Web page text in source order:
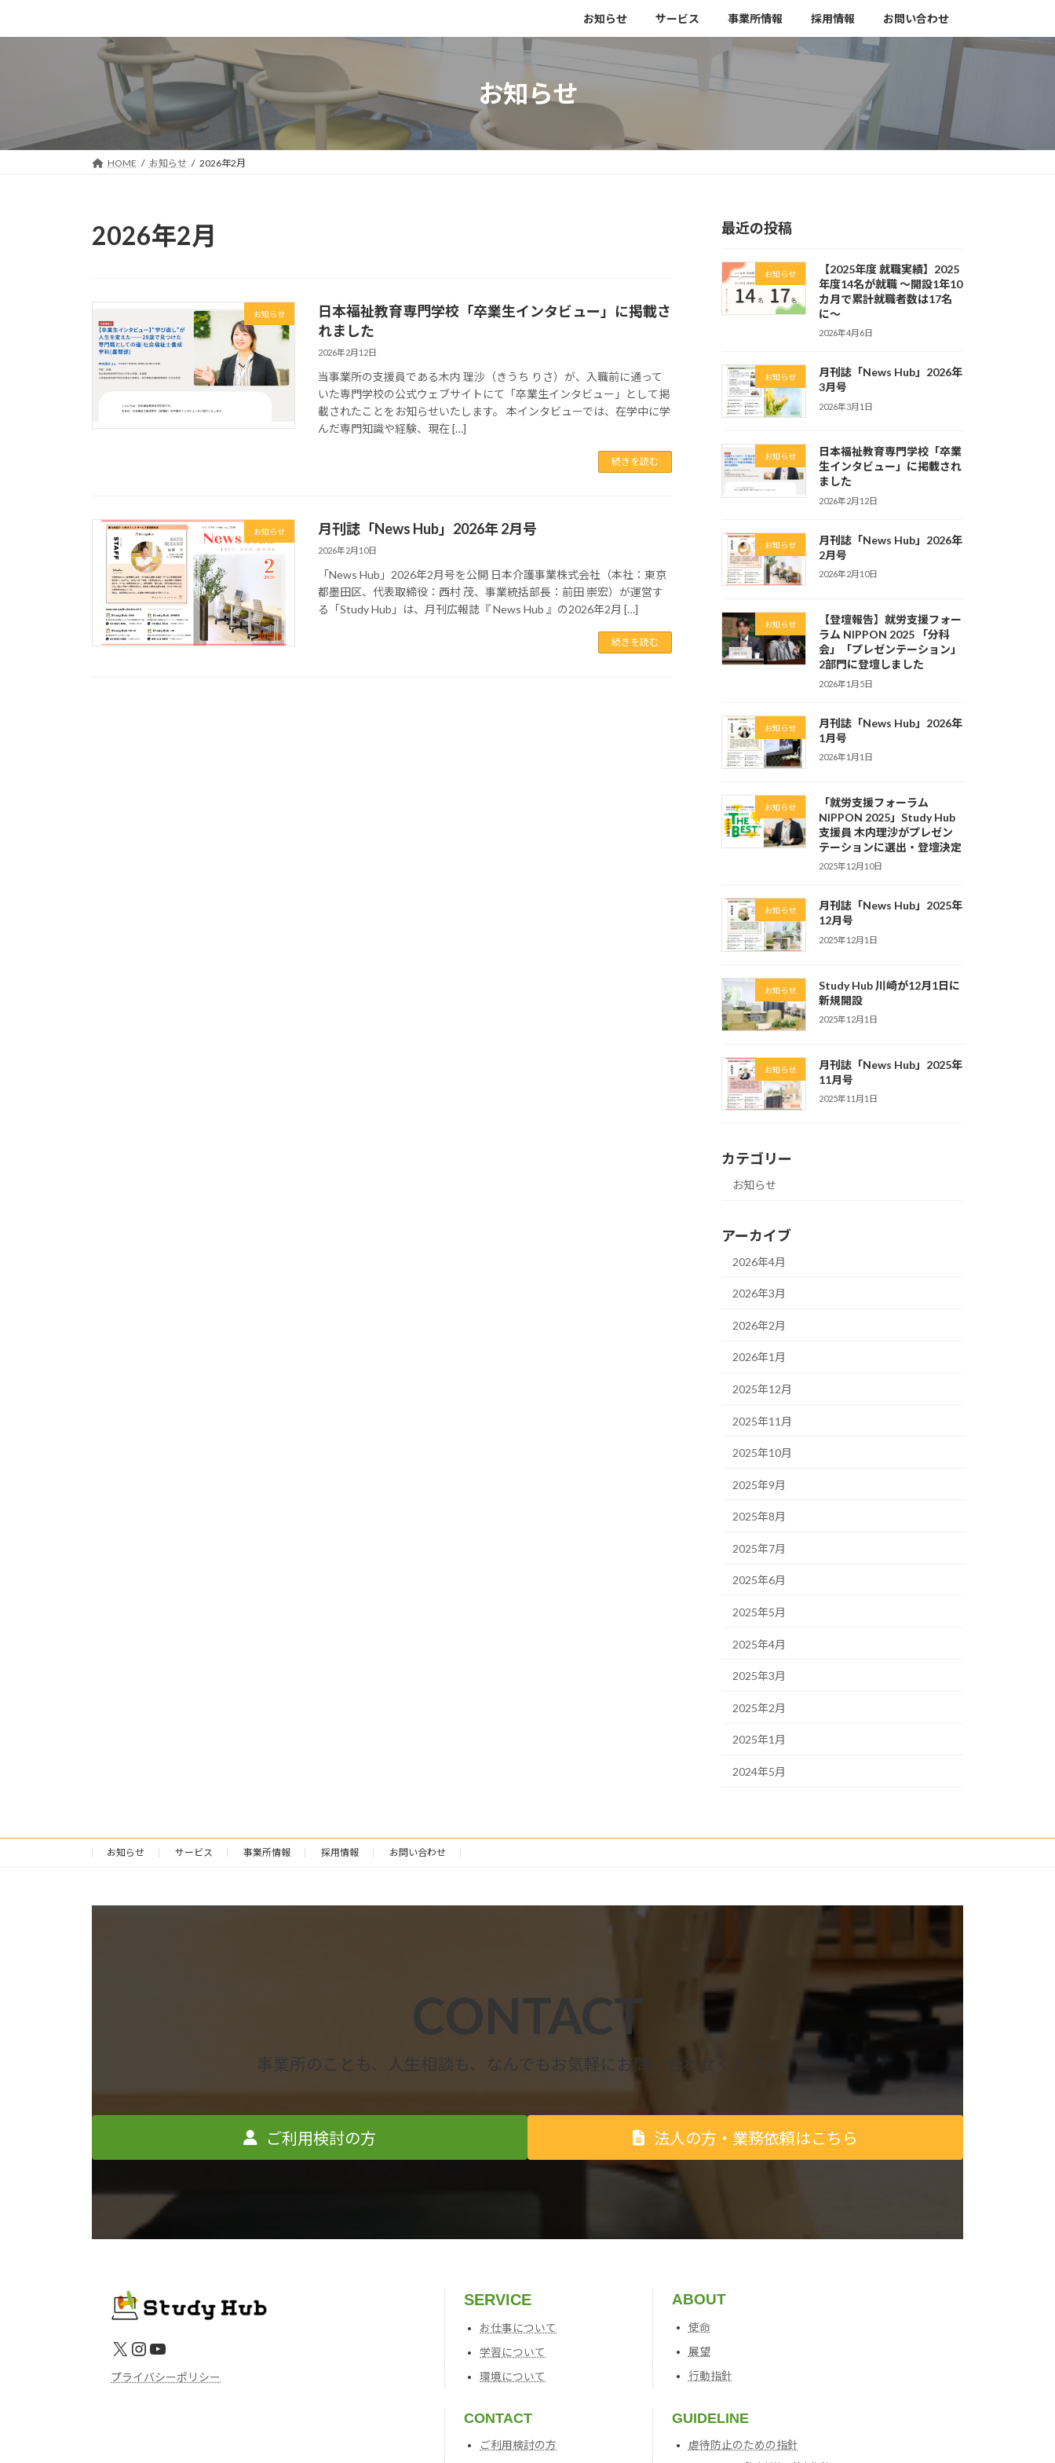
お知らせ サービス 事業所情報 採用情報 お問い合わせ
お知らせ
HOME お知らせ 2026年2月
2026年2月
お知らせ
日本福祉教育専門学校「卒業生インタビュー」に掲載さ
れました
2026年2月12日
当事業所の支援員である木内 理沙（きうち りさ）が、入職前に通って
いた専門学校の公式ウェブサイトにて「卒業生インタビュー」として掲
載されたことをお知らせいたします。 本インタビューでは、在学中に学
んだ専門知識や経験、現在 […]
続きを読む
お知らせ 月刊誌「News Hub」2026年 2月号
2026年2月10日
「News Hub」2026年2月号を公開 日本介護事業株式会社（本社：東京
都墨田区、代表取締役：西村 茂、事業統括部長：前田 崇宏）が運営す
る「Study Hub」は、月刊広報誌『 News Hub 』の2026年2月 […]
続きを読む
最近の投稿
お知らせ
【2025年度 就職実績】2025
年度14名が就職 〜開設1年10
カ月で累計就職者数は17名
に〜
2026年4月6日
お知らせ
月刊誌「News Hub」2026年
3月号
2026年3月1日
お知らせ
日本福祉教育専門学校「卒業
生インタビュー」に掲載され
ました
2026年2月12日
お知らせ
月刊誌「News Hub」2026年
2月号
2026年2月10日
お知らせ
【登壇報告】就労支援フォー
ラム NIPPON 2025 「分科
会」「プレゼンテーション」
2部門に登壇しました
2026年1月5日
お知らせ
月刊誌「News Hub」2026年
1月号
2026年1月1日
お知らせ
「就労支援フォーラム
NIPPON 2025」Study Hub
支援員 木内理沙がプレゼン
テーションに選出・登壇決定
2025年12月10日
お知らせ
月刊誌「News Hub」2025年
12月号
2025年12月1日
お知らせ
Study Hub 川崎が12月1日に
新規開設
2025年12月1日
お知らせ
月刊誌「News Hub」2025年
11月号
2025年11月1日
カテゴリー
お知らせ
アーカイブ
2026年4月
2026年3月
2026年2月
2026年1月
2025年12月
2025年11月
2025年10月
2025年9月
2025年8月
2025年7月
2025年6月
2025年5月
2025年4月
2025年3月
2025年2月
2025年1月
2024年5月
お知らせ サービス 事業所情報 採用情報 お問い合わせ
CONTACT
事業所のことも、人生相談も、なんでもお気軽にお問い合わせください。
ご利用検討の方 法人の方・業務依頼はこちら
X Instagram
YouTube
プライバシーポリシー
SERVICE
お仕事について
学習について
環境について
ABOUT
使命
展望
行動指針
CONTACT
ご利用検討の方
GUIDELINE
虐待防止のための指針